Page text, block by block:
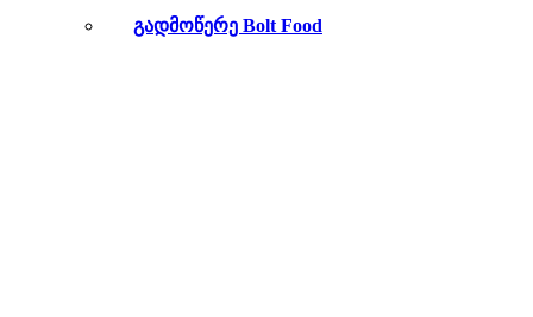
გადმოწერე Bolt Food